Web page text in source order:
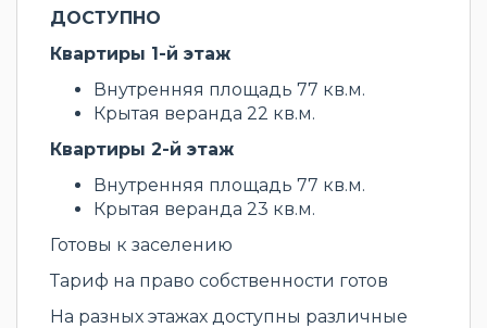
ДОСТУПНО
Квартиры 1-й этаж
Внутренняя площадь 77 кв.м.
Крытая веранда 22 кв.м.
Квартиры 2-й этаж
Внутренняя площадь 77 кв.м.
Крытая веранда 23 кв.м.
Готовы к заселению
Тариф на право собственности готов
На разных этажах доступны различные